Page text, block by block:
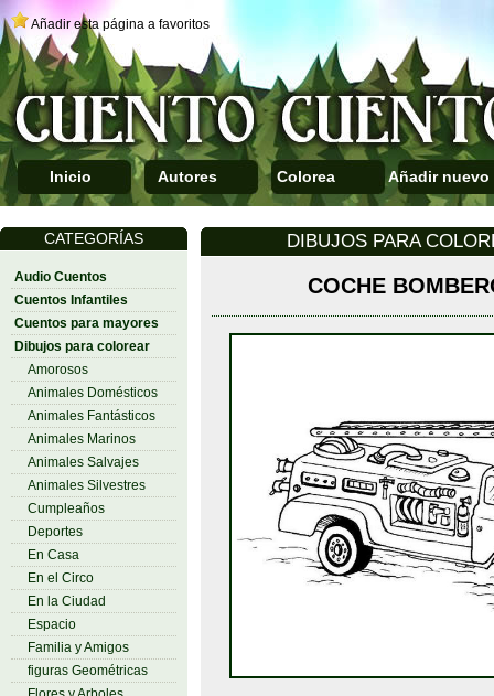
Añadir esta página a favoritos
Inicio Autores Colorea Añadir nuevo
CATEGORÍAS
Audio Cuentos
Cuentos Infantiles
Cuentos para mayores
Dibujos para colorear
Amorosos
Animales Domésticos
Animales Fantásticos
Animales Marinos
Animales Salvajes
Animales Silvestres
Cumpleaños
Deportes
En Casa
En el Circo
En la Ciudad
Espacio
Familia y Amigos
figuras Geométricas
DIBUJOS PARA
COCHE